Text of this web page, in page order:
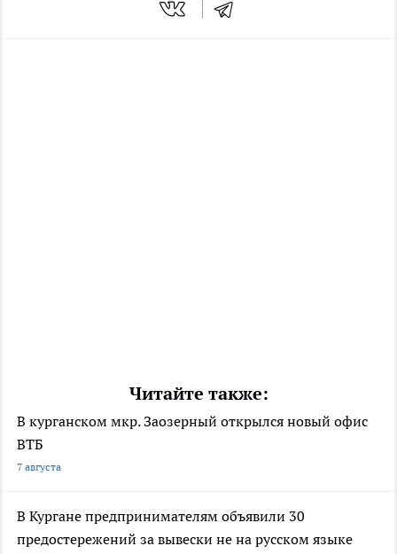
Читайте также:
В курганском мкр. Заозерный открылся новый офис
ВТБ
7 августа
В Кургане предпринимателям объявили 30
предостережений за вывески не на русском языке